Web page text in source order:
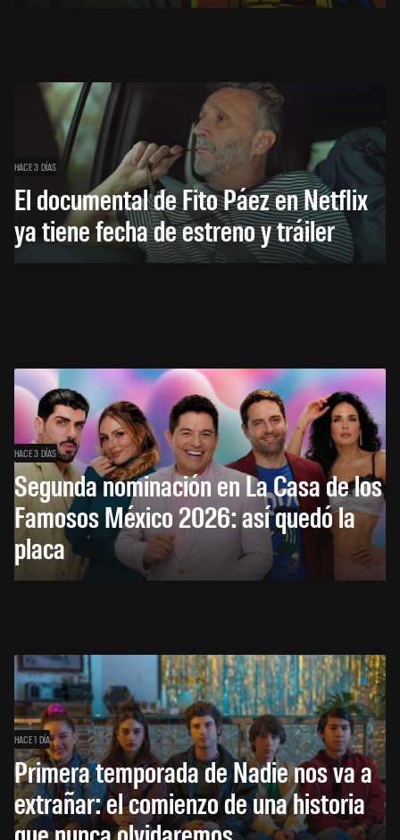
HACE 3 DÍAS
El documental de Fito Páez en Netflix
ya tiene fecha de estreno y tráiler
HACE 3 DÍAS
Segunda nominación en La Casa de los
Famosos México 2026: así quedó la
placa
HACE 1 DÍA
Primera temporada de Nadie nos va a
extrañar: el comienzo de una historia